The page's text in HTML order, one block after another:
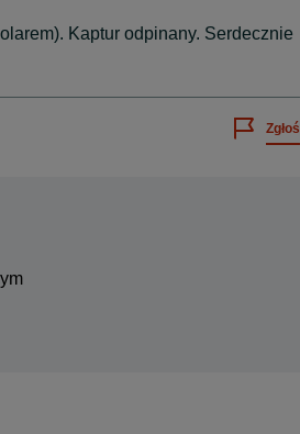
Kaptur odpinany. Serdecznie
Zgłoś